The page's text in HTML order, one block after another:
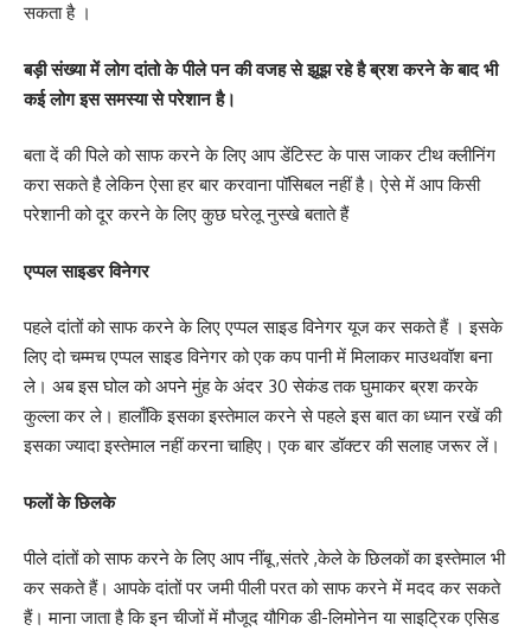
सकता है ।
बड़ी संख्या में लोग दांतो के पीले पन की वजह से झूझ रहे है ब्रश करने के बाद भी
कई लोग इस समस्या से परेशान है।
बता दें की पिले को साफ करने के लिए आप डेंटिस्ट के पास जाकर टीथ क्लीनिंग
करा सकते है लेकिन ऐसा हर बार करवाना पॉसिबल नहीं है। ऐसे में आप किसी
परेशानी को दूर करने के लिए कुछ घरेलू नुस्खे बताते हैं
एप्पल साइडर विनेगर
पहले दांतों को साफ करने के लिए एप्पल साइड विनेगर यूज कर सकते हैं । इसके
लिए दो चम्मच एप्पल साइड विनेगर को एक कप पानी में मिलाकर माउथवॉश बना
ले। अब इस घोल को अपने मुंह के अंदर 30 सेकंड तक घुमाकर ब्रश करके
कुल्ला कर ले। हालाँकि इसका इस्तेमाल करने से पहले इस बात का ध्यान रखें की
इसका ज्यादा इस्तेमाल नहीं करना चाहिए। एक बार डॉक्टर की सलाह जरूर लें।
फलों के छिलके
पीले दांतों को साफ करने के लिए आप नींबू ,संतरे ,केले के छिलकों का इस्तेमाल भी
कर सकते हैं। आपके दांतों पर जमी पीली परत को साफ करने में मदद कर सकते
हैं। माना जाता है कि इन चीजों में मौजूद यौगिक डी-लिमोनेन या साइट्रिक एसिड